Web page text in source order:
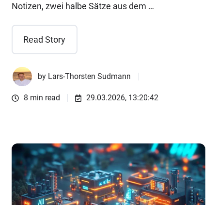
Notizen, zwei halbe Sätze aus dem …
Read Story
by Lars-Thorsten Sudmann
8 min read 29.03.2026, 13:20:42